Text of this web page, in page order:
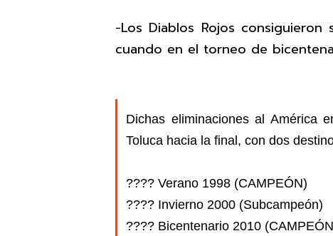
-Los Diablos Rojos
cuando en el torneo de
Dichas eliminaciones al América
Toluca hacia la final, con dos
???? Verano 1998 (CAMPEÓN)
???? Invierno 2000 (Subcampeón)
???? Bicentenario 2010